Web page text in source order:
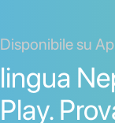
Disponibile su
lingua
Play.